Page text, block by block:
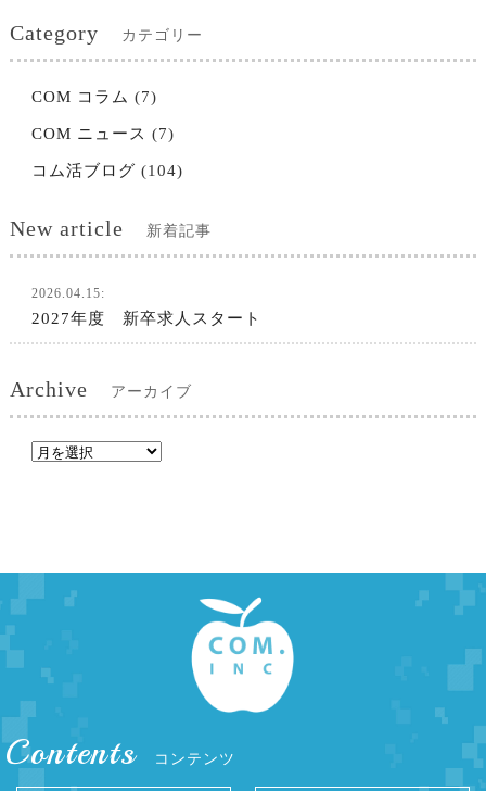
Category カテゴリー
COM コラム (7)
COM ニュース (7)
コム活ブログ (104)
New article 新着記事
2026.04.15:
2027年度 新卒求人スタート
Archive アーカイブ
Contents コンテンツ